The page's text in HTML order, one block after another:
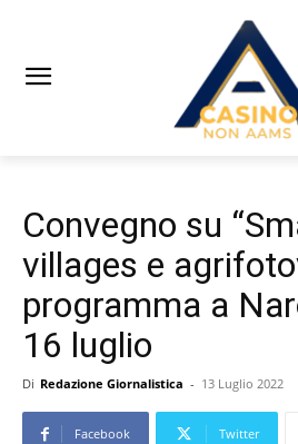
Convegno su
villages e
programma a
16 luglio
Di Redazione Giornalistica - 13 Luglio 2022
Facebook Twitter